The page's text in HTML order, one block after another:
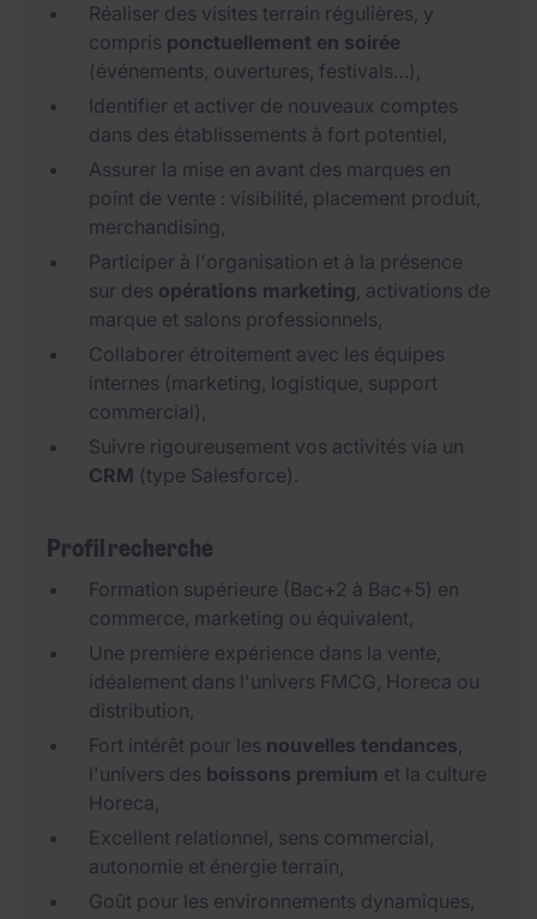
Réaliser des visites terrain régulières, y
compris ponctuellement en soirée
(événements, ouvertures, festivals…),
Identifier et activer de nouveaux comptes
dans des établissements à fort potentiel,
Assurer la mise en avant des marques en
point de vente : visibilité, placement produit,
merchandising,
Participer à l'organisation et à la présence
sur des opérations marketing, activations de
marque et salons professionnels,
Collaborer étroitement avec les équipes
internes (marketing, logistique, support
commercial),
Suivre rigoureusement vos activités via un
CRM (type Salesforce).
Profil recherché
Formation supérieure (Bac+2 à Bac+5) en
commerce, marketing ou équivalent,
Une première expérience dans la vente,
idéalement dans l'univers FMCG, Horeca ou
distribution,
Fort intérêt pour les nouvelles tendances,
l'univers des boissons premium et la culture
Horeca,
Excellent relationnel, sens commercial,
autonomie et énergie terrain,
Goût pour les environnements dynamiques,